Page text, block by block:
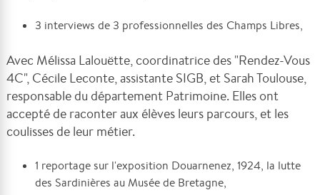
3 interviews de 3 professionnelles des Champs Libres,
Avec Mélissa Lalouëtte, coordinatrice des "Rendez-Vous
4C", Cécile Leconte, assistante SIGB, et Sarah Toulouse,
responsable du département Patrimoine. Elles ont
accepté de raconter aux élèves leurs parcours, et les
coulisses de leur métier.
1 reportage sur l'exposition Douarnenez, 1924, la lutte
des Sardinières au Musée de Bretagne,